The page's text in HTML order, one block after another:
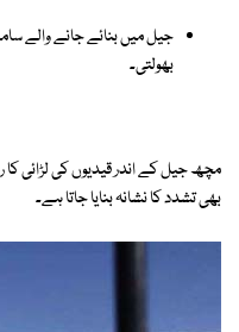
جیل میں بنائے جانے والے
بھولتی۔
مچھ جیل کے اندر قیدیوں کی لڑائی
بھی تشدد کا نشانہ بنایا جاتا ہے۔